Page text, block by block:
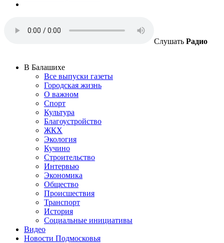
Слушать Радио
В Балашихе
Все выпуски газеты
Городская жизнь
О важном
Спорт
Культура
Благоустройство
ЖКХ
Экология
Кучино
Строительство
Интервью
Экономика
Общество
Происшествия
Транспорт
История
Социальные инициативы
Видео
Новости Подмосковья